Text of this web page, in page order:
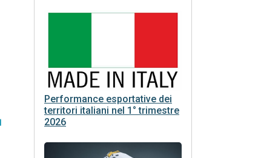
Performance esportative dei
territori italiani nel 1° trimestre
2026